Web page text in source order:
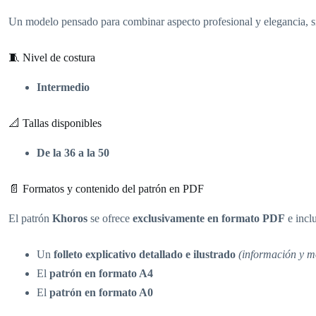
Un modelo pensado para combinar aspecto profesional y elegancia,
🧵 Nivel de costura
Intermedio
📐 Tallas disponibles
De la 36 a la 50
📄 Formatos y contenido del patrón en PDF
El patrón Khoros se ofrece exclusivamente en formato PDF e
Un folleto explicativo detallado e ilustrado (información y
El patrón en formato A4
El patrón en formato A0